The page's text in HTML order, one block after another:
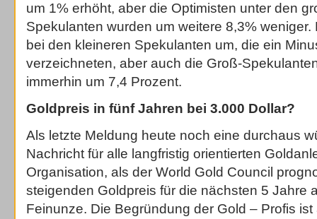
um 1% erhöht, aber die Optimisten unter den
Spekulanten wurden um weitere 8,3%
bei den kleineren Spekulanten um, die ein
verzeichneten, aber auch die Groß-
immerhin um 7,4 Prozent.
Goldpreis in fünf Jahren bei 3.000 Dollar?
Als letzte Meldung heute noch eine durchaus
Nachricht für alle langfristig orientierten
Organisation, als der World Gold Council
steigenden Goldpreis für die nächsten 5 Jahre
Feinunze. Die Begründung der Gold – Profis